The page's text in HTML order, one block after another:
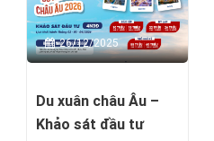
hiệu lực thẻ cư trú, đồng
thời đơn giản hóa quy
trình gia hạn và đoàn tụ
quyết lượng lớn hồ sơ
đang tồn đọng.
26/12/2025
Du xuân châu Âu –
Khảo sát đầu tư